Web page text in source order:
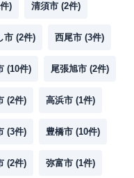
件) 清須市 (2件)
市 (2件) 西尾市 (3件)
(10件) 尾張旭市 (2件)
(2件) 高浜市 (1件)
(3件) 豊橋市 (10件)
(2件) 弥富市 (1件)